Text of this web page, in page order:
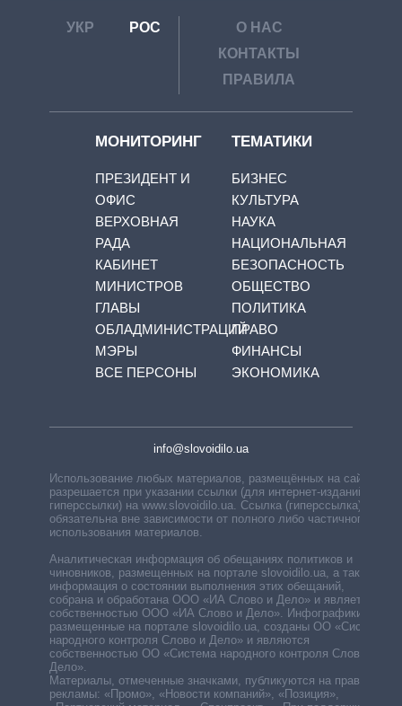
УКР РОС
О НАС
КОНТАКТЫ
ПРАВИЛА
МОНИТОРИНГ
ПРЕЗИДЕНТ И
ОФИС
ВЕРХОВНАЯ
РАДА
КАБИНЕТ
МИНИСТРОВ
ГЛАВЫ
ОБЛАДМИНИСТРАЦИЙ
МЭРЫ
ВСЕ ПЕРСОНЫ
ТЕМАТИКИ
БИЗНЕС
КУЛЬТУРА
НАУКА
НАЦИОНАЛЬНАЯ
БЕЗОПАСНОСТЬ
ОБЩЕСТВО
ПОЛИТИКА
ПРАВО
ФИНАНСЫ
ЭКОНОМИКА
info@slovoidilo.ua
Использование любых материалов, размещённых на сайте,
разрешается при указании ссылки (для интернет-изданий —
гиперссылки) на www.slovoidilo.ua. Ссылка (гиперссылка)
обязательна вне зависимости от полного либо частичного
использования материалов.
Аналитическая информация об обещаниях политиков и
чиновников, размещенных на портале slovoidilo.ua, а также
информация о состоянии выполнения этих обещаний,
собрана и обработана ООО «ИА Слово и Дело» и является
собственностью ООО «ИА Слово и Дело». Инфографики,
размещенные на портале slovoidilo.ua, созданы ОО «Система
народного контроля Слово и Дело» и являются
собственностью ОО «Система народного контроля Слово и
Дело».
Материалы, отмеченные значками, публикуются на правах
рекламы: «Промо», «Новости компаний», «Позиция»,